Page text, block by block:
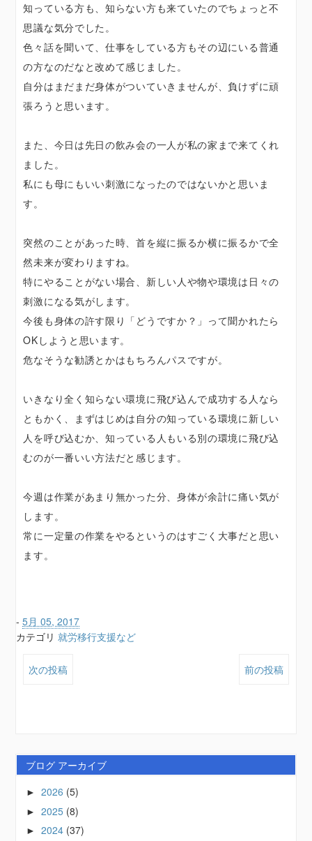
知っている方も、知らない方も来ていたのでちょっと不
思議な気分でした。
色々話を聞いて、仕事をしている方もその辺にいる普通
の方なのだなと改めて感じました。
自分はまだまだ身体がついていきませんが、負けずに頑
張ろうと思います。
また、今日は先日の飲み会の一人が私の家まで来てくれ
ました。
私にも母にもいい刺激になったのではないかと思いま
す。
突然のことがあった時、首を縦に振るか横に振るかで全
然未来が変わりますね。
特にやることがない場合、新しい人や物や環境は日々の
刺激になる気がします。
今後も身体の許す限り「どうですか？」って聞かれたら
OKしようと思います。
危なそうな勧誘とかはもちろんパスですが。
いきなり全く知らない環境に飛び込んで成功する人なら
ともかく、まずはじめは自分の知っている環境に新しい
人を呼び込むか、知っている人もいる別の環境に飛び込
むのが一番いい方法だと感じます。
今週は作業があまり無かった分、身体が余計に痛い気が
します。
常に一定量の作業をやるというのはすごく大事だと思い
ます。
-5月 05, 2017
カテゴリ就労移行支援など
次の投稿 前の投稿
ブログ アーカイブ
►2026 (5)
►2025 (8)
►2024 (37)